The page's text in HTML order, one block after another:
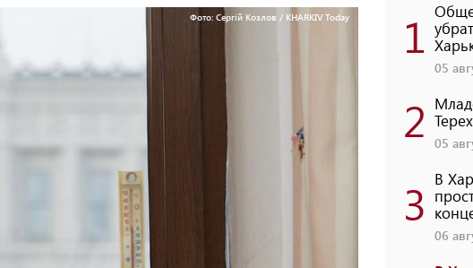
Фото: Сергій Козлов / KHARKIV Today 1
05
2 05
3 В
06